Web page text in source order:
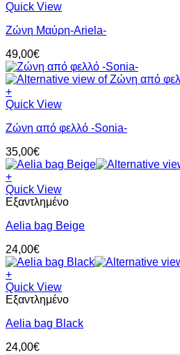
Quick View
Ζώνη Μαύρη-Ariela-
49,00€
+
Quick View
Ζώνη από φελλό -Sonia-
35,00€
+
Quick View
Εξαντλημένο
Aelia bag Beige
24,00€
+
Quick View
Εξαντλημένο
Aelia bag Black
24,00€